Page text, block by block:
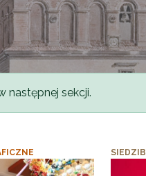
następnej sekcji.